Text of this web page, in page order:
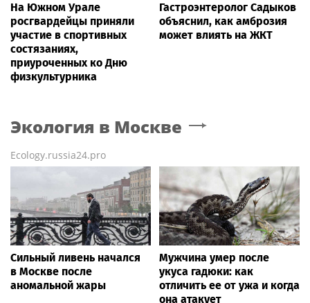
На Южном Урале
росгвардейцы приняли
участие в спортивных
состязаниях,
приуроченных ко Дню
физкультурника
Гастроэнтеролог Садыков
объяснил, как амброзия
может влиять на ЖКТ
Экология в Москве
Ecology.russia24.pro
Сильный ливень начался
в Москве после
аномальной жары
Мужчина умер после
укуса гадюки: как
отличить ее от ужа и когда
она атакует